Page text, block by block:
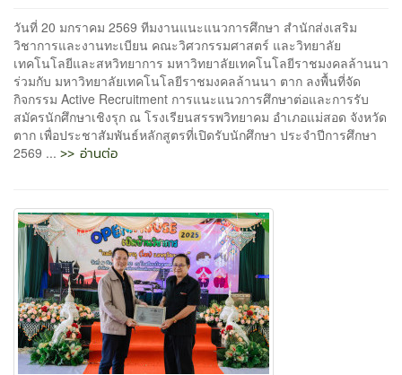
วันที่ 20 มกราคม 2569 ทีมงานแนะแนวการศึกษา สำนักส่งเสริม
วิชาการและงานทะเบียน คณะวิศวกรรมศาสตร์ และวิทยาลัย
เทคโนโลยีและสหวิทยาการ มหาวิทยาลัยเทคโนโลยีราชมงคลล้านนา
ร่วมกับ มหาวิทยาลัยเทคโนโลยีราชมงคลล้านนา ตาก ลงพื้นที่จัด
กิจกรรม Active Recruitment การแนะแนวการศึกษาต่อและการรับ
สมัครนักศึกษาเชิงรุก ณ โรงเรียนสรรพวิทยาคม อำเภอแม่สอด จังหวัด
ตาก เพื่อประชาสัมพันธ์หลักสูตรที่เปิดรับนักศึกษา ประจำปีการศึกษา
2569 ... >> อ่านต่อ